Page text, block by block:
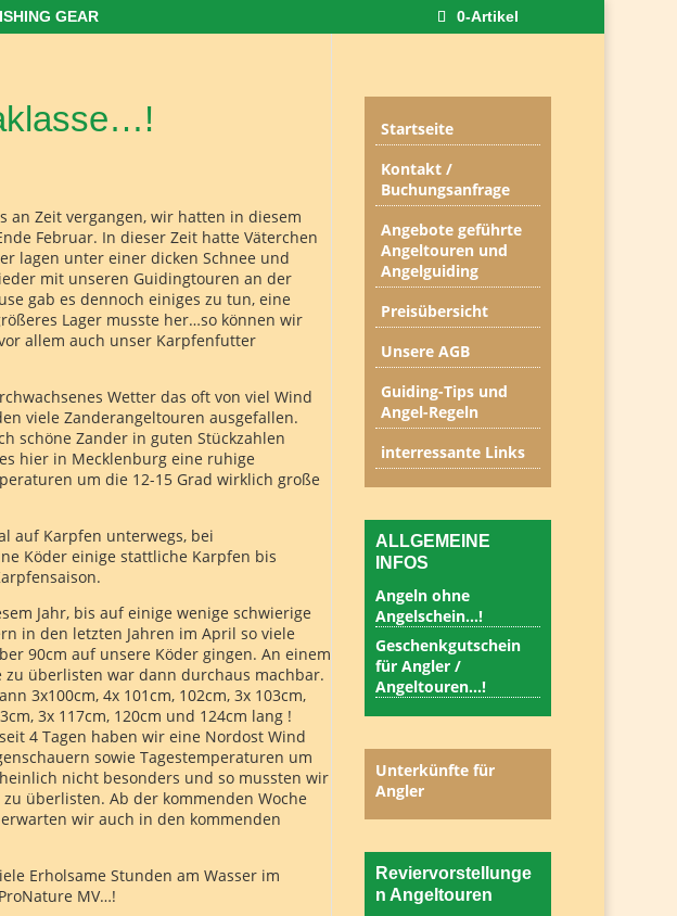
GEAR 0-Artikel
an Zeit vergangen, wir hatten in diesem
Februar. In dieser Zeit hatte Väterchen
lagen unter einer dicken Schnee und
mit unseren Guidingtouren an der
gab es dennoch einiges zu tun, eine
Lager musste her…so können wir
allem auch unser Karpfenfutter
Wetter das oft von viel Wind
viele Zanderangeltouren ausgefallen.
schöne Zander in guten Stückzahlen
hier in Mecklenburg eine ruhige
um die 12-15 Grad wirklich große
auf Karpfen unterwegs, bei
Köder einige stattliche Karpfen bis
Jahr, bis auf einige wenige schwierige
in den letzten Jahren im April so viele
90cm auf unsere Köder gingen. An einem
zu überlisten war dann durchaus machbar.
3x100cm, 4x 101cm, 102cm, 3x 103cm,
3x 117cm, 120cm und 124cm lang !
4 Tagen haben wir eine Nordost Wind
sowie Tagestemperaturen um
nicht besonders und so mussten wir
überlisten. Ab der kommenden Woche
wir auch in den kommenden
Erholsame Stunden am Wasser im
MV…!
Startseite
Kontakt /
Buchungsanfrage
Angebote geführte
Angeltouren und
Angelguiding
Preisübersicht
Unsere AGB
Guiding-Tips und
Angel-Regeln
interressante Links
ALLGEMEINE
INFOS
Angeln ohne
Angelschein…!
Geschenkgutschein
für Angler /
Angeltouren…!
Unterkünfte für
Angler
Reviervorstellunge
n Angeltouren